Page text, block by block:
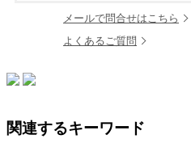
メールで問合せはこちら
よくあるご質問
関連するキーワード